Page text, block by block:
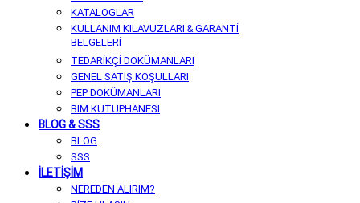
KATALOGLAR
KULLANIM KILAVUZLARI & GARANTİ
BELGELERİ
TEDARİKÇİ DOKÜMANLARI
GENEL SATIŞ KOŞULLARI
PEP DOKÜMANLARI
BIM KÜTÜPHANESİ
BLOG & SSS
BLOG
SSS
İLETİŞİM
NEREDEN ALIRIM?